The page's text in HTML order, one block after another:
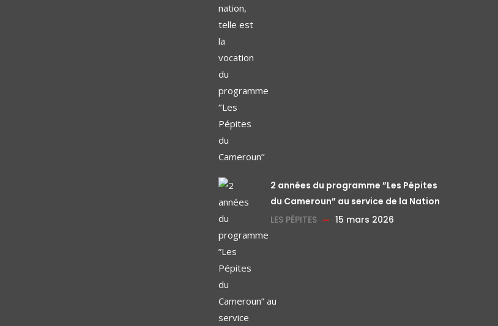
2 années du programme ”Les Pépites
du Cameroun” au service de la Nation
LES PÉPITES
15 mars 2026